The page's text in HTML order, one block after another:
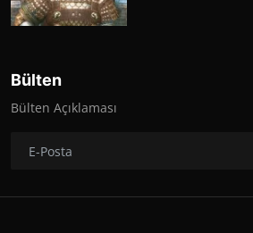
Bülten
Bülten Açıklaması